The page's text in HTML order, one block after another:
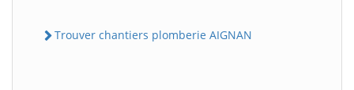
Trouver chantiers plomberie AIGNAN